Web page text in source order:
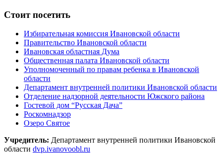
Стоит посетить
Избирательная комиссия Ивановской области
Правительство Ивановской области
Ивановская областная Дума
Общественная палата Ивановской области
Уполномоченный по правам ребенка в Ивановской
области
Департамент внутренней политики Ивановской области
Отделение надзорной деятельности Южского района
Гостевой дом “Русская Дача”
Роскомнадзор
Озеро Святое
Учредитель: Департамент внутренней политики Ивановской
области dvp.ivanovoobl.ru